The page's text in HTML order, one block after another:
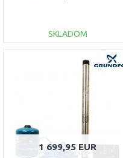
SKLADOM
DO KOŠÍKA
1 699,95 EUR